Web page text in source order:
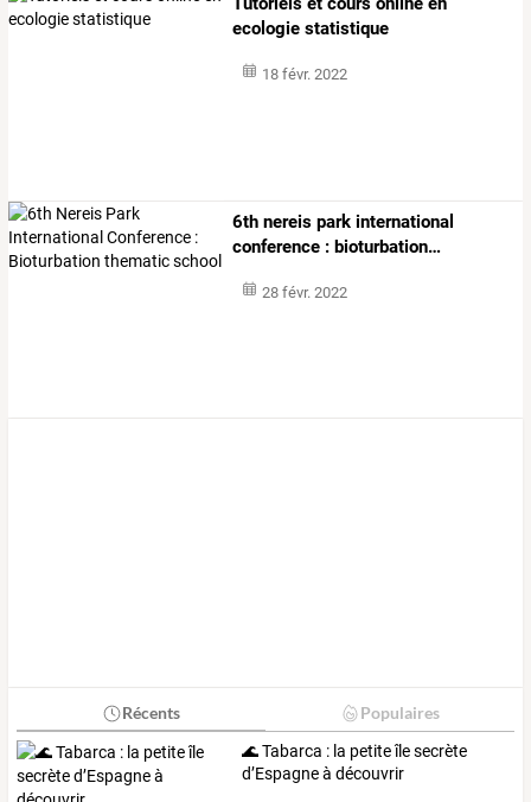
ecologie statistique
18 févr. 2022
6th nereis park international
conference : bioturbation…
28 févr. 2022
Récents Populaires
🌊 Tabarca : la petite île secrète
d’Espagne à découvrir